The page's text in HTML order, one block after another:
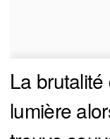
La
lumière